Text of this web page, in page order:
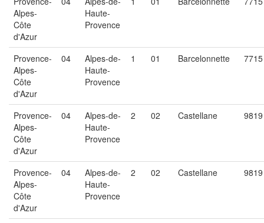
Alpes-
Côte
d'Azur
Haute-
Provence
Provence-
Alpes-
Côte
d'Azur
04
Alpes-de-
Haute-
Provence
1 01 Barcelonnette 7715
Provence-
Alpes-
Côte
d'Azur
04
Alpes-de-
Haute-
Provence
2 02 Castellane 9819
Provence-
Alpes-
Côte
d'Azur
04
Alpes-de-
Haute-
Provence
2 02 Castellane 9819